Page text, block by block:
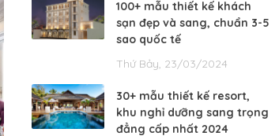
100+ mẫu thiết kế khách
sạn đẹp và sang, chuẩn 3-5
sao quốc tế
Thứ Bảy, 23/03/2024
30+ mẫu thiết kế resort,
khu nghỉ dưỡng sang trọng
đẳng cấp nhất 2024